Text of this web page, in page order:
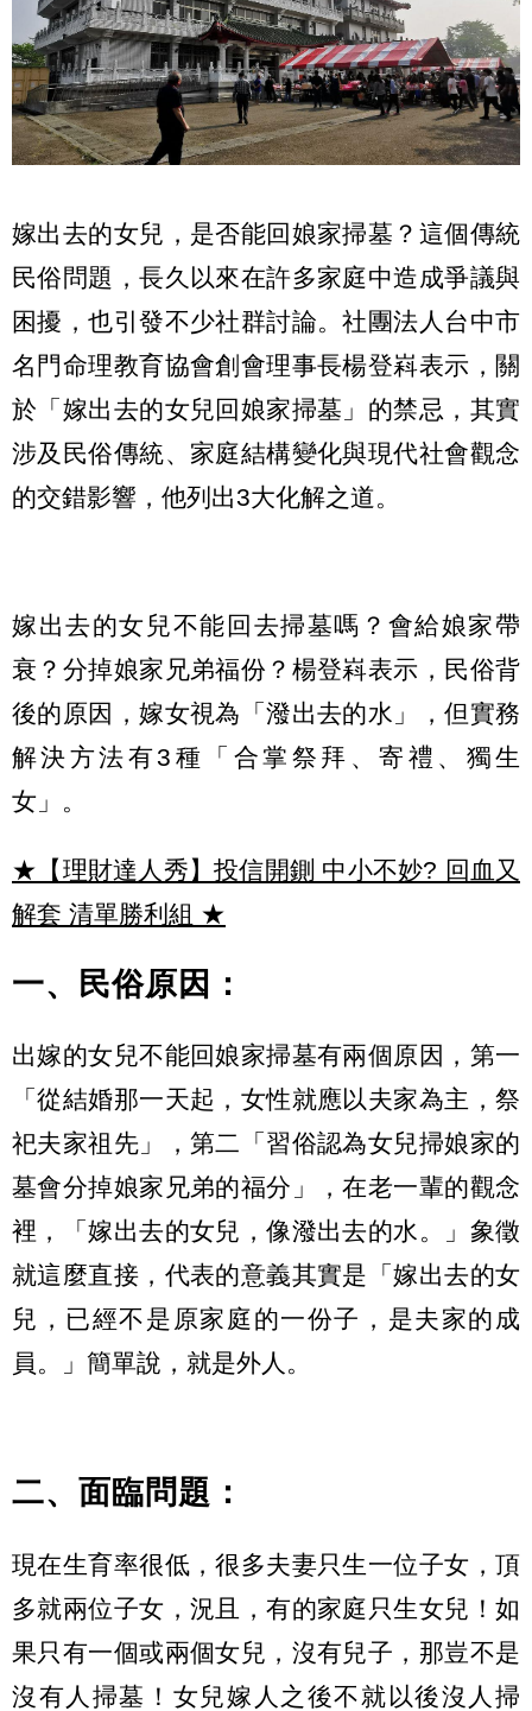
嫁出去的女兒，是否能回娘家掃墓？這個傳統
民俗問題，長久以來在許多家庭中造成爭議與
困擾，也引發不少社群討論。社團法人台中市
名門命理教育協會創會理事長楊登嵙表示，關
於「嫁出去的女兒回娘家掃墓」的禁忌，其實
涉及民俗傳統、家庭結構變化與現代社會觀念
的交錯影響，他列出3大化解之道。
嫁出去的女兒不能回去掃墓嗎？會給娘家帶
衰？分掉娘家兄弟福份？楊登嵙表示，民俗背
後的原因，嫁女視為「潑出去的水」，但實務
解決方法有3種「合掌祭拜、寄禮、獨生
女」。
★【理財達人秀】投信開鍘 中小不妙? 回血又
解套 清單勝利組 ★
一、民俗原因：
出嫁的女兒不能回娘家掃墓有兩個原因，第一
「從結婚那一天起，女性就應以夫家為主，祭
祀夫家祖先」，第二「習俗認為女兒掃娘家的
墓會分掉娘家兄弟的福分」，在老一輩的觀念
裡，「嫁出去的女兒，像潑出去的水。」象徵
就這麼直接，代表的意義其實是「嫁出去的女
兒，已經不是原家庭的一份子，是夫家的成
員。」簡單說，就是外人。
二、面臨問題：
現在生育率很低，很多夫妻只生一位子女，頂
多就兩位子女，況且，有的家庭只生女兒！如
果只有一個或兩個女兒，沒有兒子，那豈不是
沒有人掃墓！女兒嫁人之後不就以後沒人掃